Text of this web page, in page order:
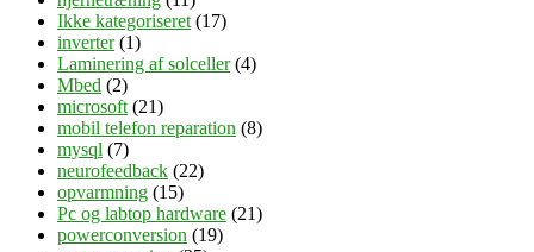
Ikke kategoriseret(17)
inverter(1)
Laminering af solceller(4)
Mbed (2)
microsoft(21)
mobil telefon reparation (8)
mysql (7)
neurofeedback (22)
opvarmning (15)
Pc og labtop hardware (21)
powerconversion (19)